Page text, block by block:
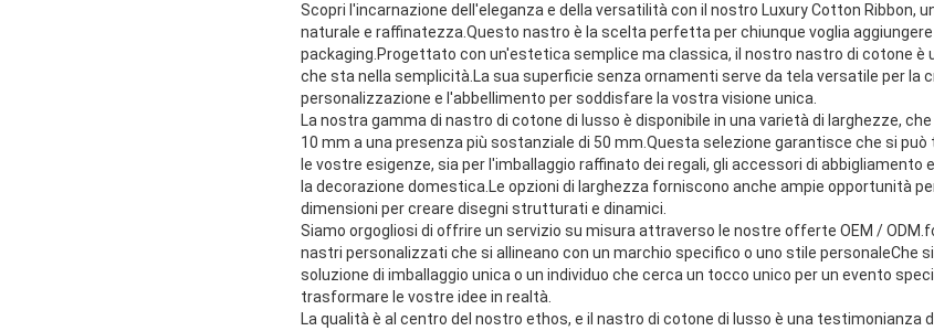
Scopri l'incarnazione dell'eleganza e della versatilità con il nostro Luxury Cotton Ribbon,
naturale e raffinatezza.Questo nastro è la scelta perfetta per chiunque voglia
packaging.Progettato con un'estetica semplice ma classica, il nostro nastro di cotone è
che sta nella semplicità.La sua superficie senza ornamenti serve da tela versatile per la
personalizzazione e l'abbellimento per soddisfare la vostra visione unica.
La nostra gamma di nastro di cotone di lusso è disponibile in una varietà di larghezze,
10 mm a una presenza più sostanziale di 50 mm.Questa selezione garantisce che si
le vostre esigenze, sia per l'imballaggio raffinato dei regali, gli accessori di abbigliamento
la decorazione domestica.Le opzioni di larghezza forniscono anche ampie opportunità
dimensioni per creare disegni strutturati e dinamici.
Siamo orgogliosi di offrire un servizio su misura attraverso le nostre offerte OEM /
nastri personalizzati che si allineano con un marchio specifico o uno stile personaleChe
soluzione di imballaggio unica o un individuo che cerca un tocco unico per un evento
trasformare le vostre idee in realtà.
La qualità è al centro del nostro ethos, e il nastro di cotone di lusso è una testimonianza